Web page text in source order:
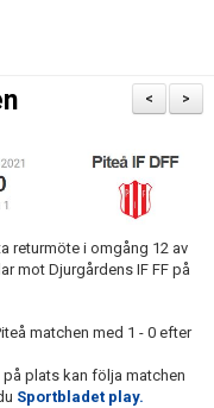
>
<
returmöte i omgång 12 av
mot Djurgårdens IF FF på
matchen med 1 - 0 efter
plats kan följa matchen
Sportbladet play.